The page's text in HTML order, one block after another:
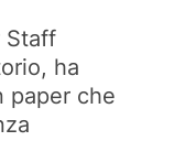
Staff
ha
paper che